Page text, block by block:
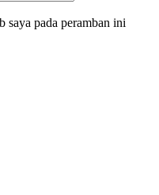
saya pada peramban ini